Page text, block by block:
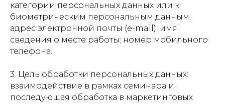
категории персональных данных или к
биометрическим персональным данным:
адрес электронной почты (e-mail); имя;
сведения о месте работы; номер мобильного
телефона.
3. Цель обработки персональных данных:
взаимодействие в рамках семинара и
последующая обработка в маркетинговых